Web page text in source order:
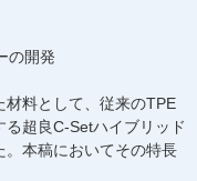
の開発
材料として、従来のTPE
超良C-Setハイブリッド
本稿においてその特長